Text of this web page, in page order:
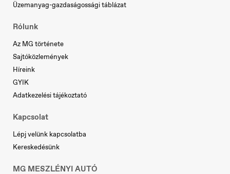
Slovakia
Slovenčina
Slovenia
Slovenščina
Üzemanyag-gazdaságossági táblázat
Rólunk
Az MG története
Sajtóközlemények
Híreink
GYIK
Adatkezelési tájékoztató
Kapcsolat
Lépj velünk kapcsolatba
Kereskedésünk
MG MESZLÉNYI AUTÓ